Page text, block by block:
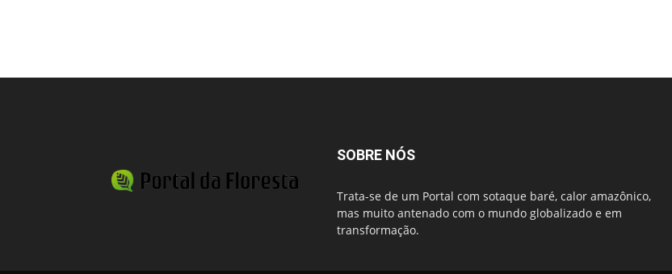
SOBRE NÓS
Trata-se de um Portal com sotaque baré, calor amazônico,
mas muito antenado com o mundo globalizado e em
transformação.